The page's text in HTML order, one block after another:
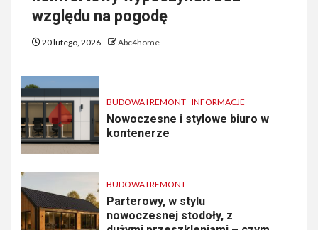
względu na pogodę
20 lutego, 2026 Abc4home
BUDOWA I REMONT INFORMACJE
Nowoczesne i stylowe biuro w
kontenerze
BUDOWA I REMONT
Parterowy, w stylu
nowoczesnej stodoły, z